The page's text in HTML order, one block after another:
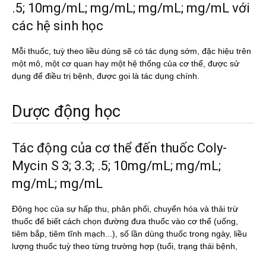
.5; 10mg/mL; mg/mL; mg/mL; mg/mL với
các hệ sinh học
Mỗi thuốc, tuỳ theo liều dùng sẽ có tác dụng sớm, đặc hiệu trên
một mô, một cơ quan hay một hệ thống của cơ thể, được sử
dụng để điều trị bệnh, được gọi là tác dụng chính.
Dược động học
Tác động của cơ thể đến thuốc Coly-
Mycin S 3; 3.3; .5; 10mg/mL; mg/mL;
mg/mL; mg/mL
Động học của sự hấp thu, phân phối, chuyển hóa và thải trừ
thuốc để biết cách chọn đường đưa thuốc vào cơ thể (uống,
tiêm bắp, tiêm tĩnh mạch...), số lần dùng thuốc trong ngày, liều
lượng thuốc tuỳ theo từng trường hợp (tuổi, trạng thái bệnh,